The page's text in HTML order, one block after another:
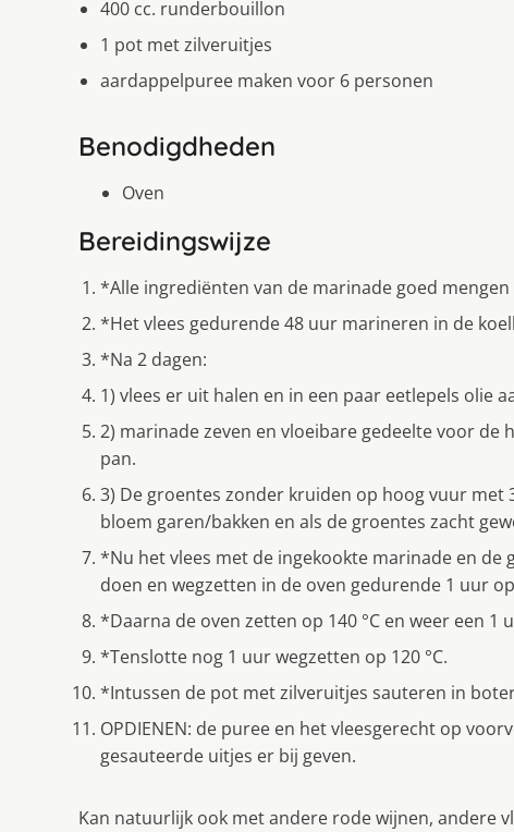
400 cc. runderbouillon
1 pot met zilveruitjes
aardappelpuree maken voor 6 personen
Benodigdheden
Oven
Bereidingswijze
*Alle ingrediënten van de marinade goed
*Het vlees gedurende 48 uur marineren in de
*Na 2 dagen:
1) vlees er uit halen en in een paar eetlepels olie
2) marinade zeven en vloeibare gedeelte voor
pan.
3) De groentes zonder kruiden op hoog vuur
bloem garen/bakken en als de groentes zacht
*Nu het vlees met de ingekookte marinade en
doen en wegzetten in de oven gedurende 1 uur op
*Daarna de oven zetten op 140 °C en weer een 1
*Tenslotte nog 1 uur wegzetten op 120 °C.
*Intussen de pot met zilveruitjes sauteren in
OPDIENEN: de puree en het vleesgerecht op
gesauteerde uitjes er bij geven.
Kan natuurlijk ook met andere rode wijnen, andere